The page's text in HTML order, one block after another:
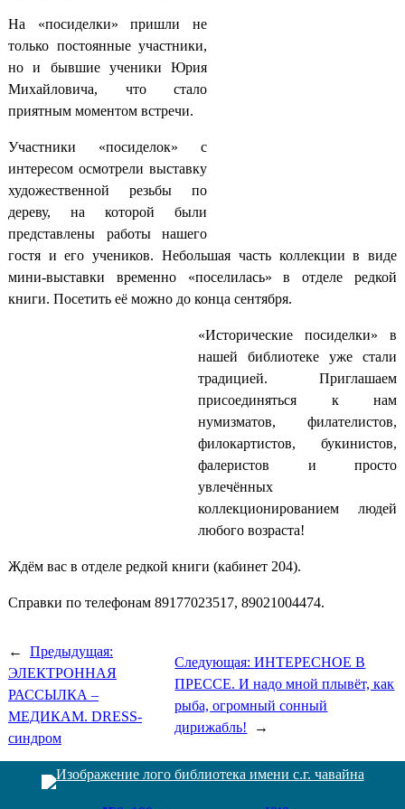
На «посиделки» пришли не
только постоянные участники,
но и бывшие ученики Юрия
Михайловича, что стало
приятным моментом встречи.
Участники «посиделок» с
интересом осмотрели выставку
художественной резьбы по
дереву, на которой были
представлены работы нашего
гостя и его учеников. Небольшая часть коллекции в виде
мини-выставки временно «поселилась» в отделе редкой
книги. Посетить её можно до конца сентября.
«Исторические посиделки» в
нашей библиотеке уже стали
традицией. Приглашаем
присоединяться к нам
нумизматов, филателистов,
филокартистов, букинистов,
фалеристов и просто
увлечённых
коллекционированием людей
любого возраста!
Ждём вас в отделе редкой книги (кабинет 204).
Справки по телефонам 89177023517, 89021004474.
←
Предыдущая:
ЭЛЕКТРОННАЯ
РАССЫЛКА –
МЕДИКАМ. DRESS-
синдром
Следующая:ИНТЕРЕСНОЕ В
ПРЕССЕ. И надо мной плывёт, как
рыба, огромный сонный
дирижабль!
→